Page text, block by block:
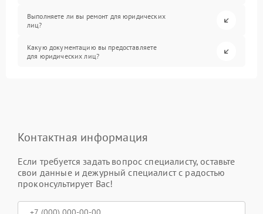
Выполняете ли вы ремонт для юридических
лиц?
Какую документацию вы предоставляете
для юридических лиц?
Контактная информация
Если требуется задать вопрос специалисту, оставьте
свои данные и дежурный специалист с радостью
проконсультирует Вас!